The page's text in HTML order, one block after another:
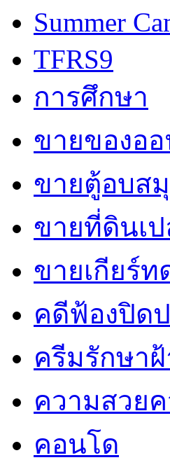
Summer
TFRS9
การศึกษา
ขายของอ
ขายตู้อบส
ขายที่ดินเป
ขายเกียร์ท
คดีฟ้องปิด
ครีมรักษาฝ้
ความสวย
คอนโด